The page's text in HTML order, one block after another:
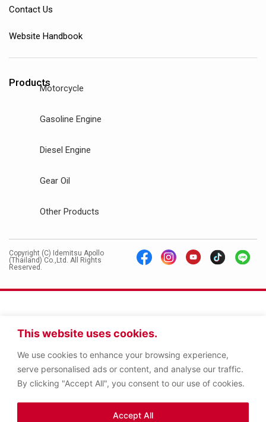
This website uses cookies.
We use cookies to enhance your browsing experience,
serve personalised ads or content, and analyse our traffic.
By clicking "Accept All", you consent to our use of cookies.
Accept All
Contact Us
Website Handbook
ProductsMotorcycle
Gasoline Engine
Diesel Engine
Gear Oil
Other Products
Copyright (C) Idemitsu Apollo
(Thailand) Co.,Ltd. All Rights
Reserved.